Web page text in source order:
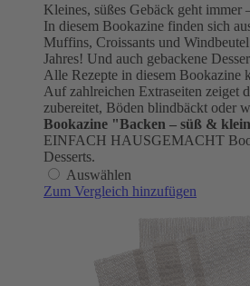
Kleines, süßes Gebäck geht immer
In diesem Bookazine finden sich
Muffins, Croissants und
Jahres! Und auch gebackene
Alle Rezepte in diesem Bookazine
Auf zahlreichen Extraseiten zeiget
zubereitet, Böden blindbäckt oder
Bookazine "Backen – süß &
EINFACH HAUSGEMACHT
Desserts.
Auswählen
Zum Vergleich hinzufügen